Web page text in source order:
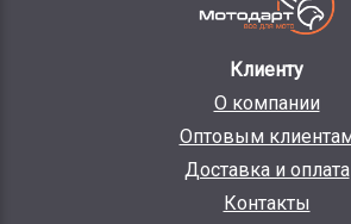
Клиенту
О компании
Оптовым
Доставка и оплата
Контакты